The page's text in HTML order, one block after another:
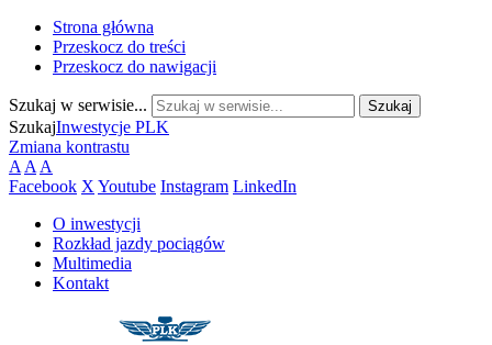
Strona główna
Przeskocz do treści
Przeskocz do nawigacji
Szukaj w serwisie...
SzukajInwestycje PLK
Zmiana kontrastu
A A A
Facebook X Youtube Instagram LinkedIn
O inwestycji
Rozkład jazdy pociągów
Multimedia
Kontakt